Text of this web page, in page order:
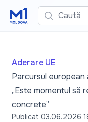
Caută
Aderare UE
Parcursul european
„Este momentul să
concrete”
Publicat 03.06.2026